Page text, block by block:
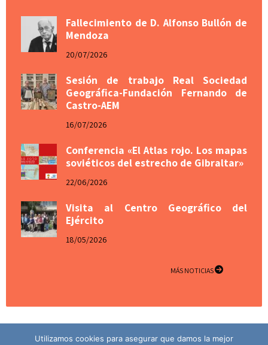
Fallecimiento de D. Alfonso Bullón de
Mendoza
20/07/2026
Sesión de trabajo Real Sociedad
Geográfica-Fundación Fernando de
Castro-AEM
16/07/2026
Conferencia «El Atlas rojo. Los mapas
soviéticos del estrecho de Gibraltar»
22/06/2026
Visita al Centro Geográfico del
Ejército
18/05/2026
MÁS NOTICIAS
Utilizamos cookies para asegurar que damos la mejor